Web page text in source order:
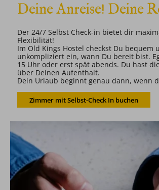
Deine Anreise! Deine
Der 24/7 Selbst Check-in bietet dir
Flexibilität!
Im Old Kings Hostel checkst Du bequem
unkompliziert ein, wann Du bereit bist.
15 Uhr oder erst spät abends. Du hast
über Deinen Aufenthalt.
Dein Urlaub beginnt genau dann, wenn
Zimmer mit Selbst-Check In buchen